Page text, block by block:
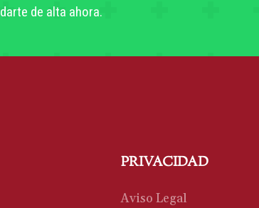
darte de alta ahora.
PRIVACIDAD
Aviso Legal